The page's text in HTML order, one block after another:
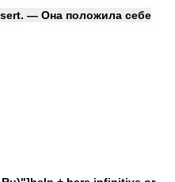
— Она положила себе